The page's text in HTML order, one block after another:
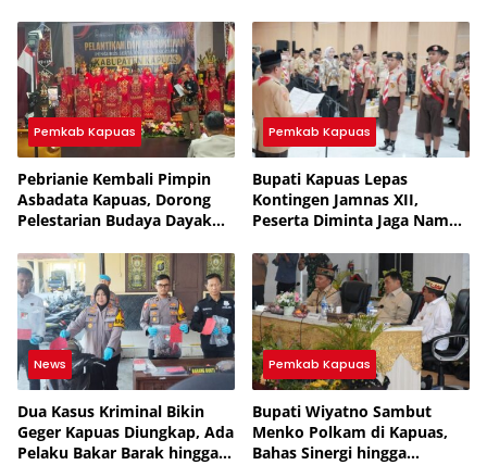
Pemkab Kapuas
Pebrianie Kembali Pimpin
Asbadata Kapuas, Dorong
Pelestarian Budaya Dayak
Pemkab Kapuas
Bupati Kapuas Lepas
Kontingen Jamnas XII,
Peserta Diminta Jaga Nama
News
Dua Kasus Kriminal Bikin
Geger Kapuas Diungkap, Ada
Pelaku Bakar Barak hingga
Pemkab Kapuas
Bupati Wiyatno Sambut
Menko Polkam di Kapuas,
Bahas Sinergi hingga